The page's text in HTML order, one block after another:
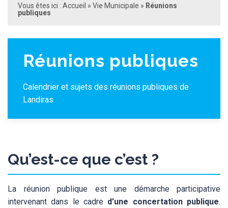
Vous êtes ici : Accueil » Vie Municipale » Réunions
publiques
Réunions publiques
Calendrier et sujets des réunions publiques de
Landiras
Qu’est-ce que c’est ?
La réunion publique est une démarche participative
intervenant dans le cadre d’une concertation publique.